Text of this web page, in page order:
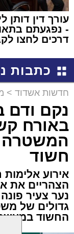
עורך דין דותן
- נפגעתם
דרכים לחצו
כתבות
חדשות אשדוד >
נקם ודם
באורח
המשטרה
חשוד
אירוע
הצהריים את
נער צעיר
גדולים של
החשוד